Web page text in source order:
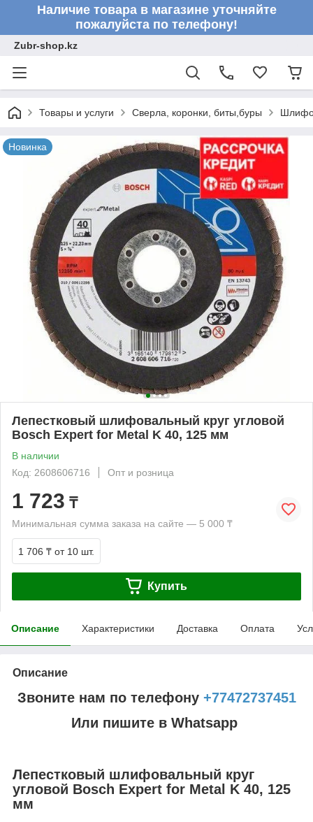
Наличие товара в магазине уточняйте
пожалуйста по телефону!
Zubr-shop.kz
Товары и услуги Сверла, коронки, биты,буры
Новинка
Лепестковый шлифовальный круг угловой
Bosch Expert for Metal K 40, 125 мм
В наличии
Код: 2608606716
Опт и розница
1 723 ₸
Минимальная сумма заказа на сайте — 5 000 ₸
1 706 ₸ от 10 шт.
Купить
Описание Характеристики Доставка Оплата
Описание
Звоните нам по телефону +77472737451
Или пишите в Whatsapp
Лепестковый шлифовальный круг
угловой Bosch Expert for Metal K 40, 125
мм